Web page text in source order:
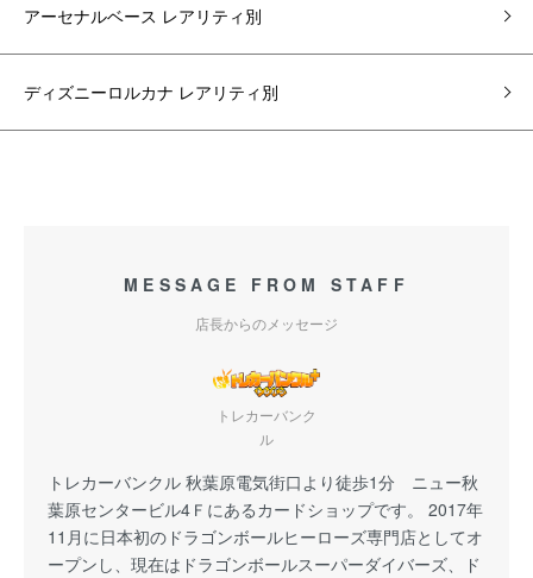
アーセナルベース レアリティ別
ディズニーロルカナ レアリティ別
MESSAGE FROM STAFF
店長からのメッセージ
トレカーバンク
ル
トレカーバンクル 秋葉原電気街口より徒歩1分 ニュー秋
葉原センタービル4Ｆにあるカードショップです。 2017年
11月に日本初のドラゴンボールヒーローズ専門店としてオ
ープンし、現在はドラゴンボールスーパーダイバーズ、ド